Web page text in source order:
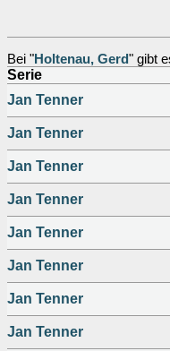
Bei "Holtenau, Gerd" gibt
Serie
Jan Tenner
Jan Tenner
Jan Tenner
Jan Tenner
Jan Tenner
Jan Tenner
Jan Tenner
Jan Tenner